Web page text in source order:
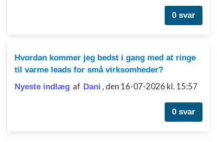
0 svar
Hvordan kommer jeg bedst i gang med at ringe
til varme leads for små virksomheder?
Nyeste indlæg af Dani , den 16-07-2026 kl. 15:57
0 svar